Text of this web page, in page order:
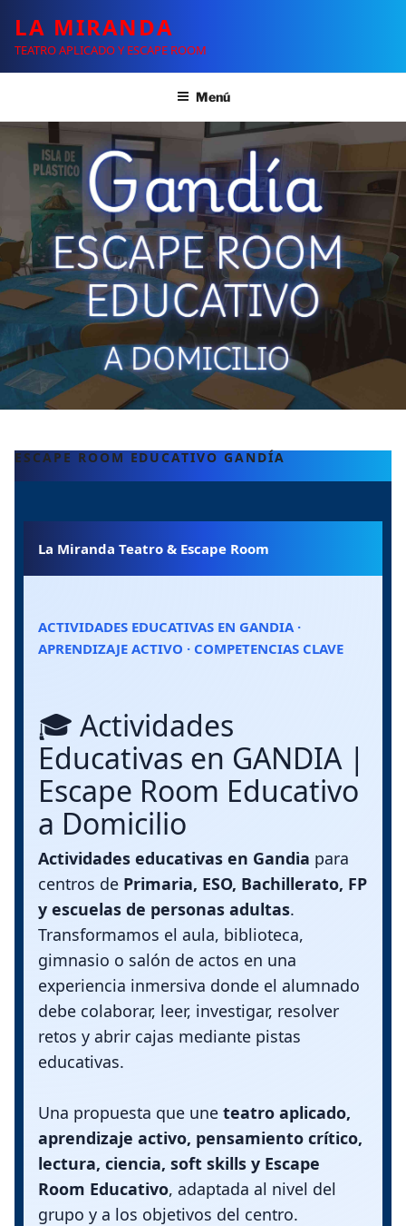
LA MIRANDA
TEATRO APLICADO Y ESCAPE ROOM
Menú
ESCAPE ROOM EDUCATIVO GANDÍA
La Miranda Teatro & Escape Room
ACTIVIDADES EDUCATIVAS EN GANDIA ·
APRENDIZAJE ACTIVO · COMPETENCIAS CLAVE
🎓 Actividades
Educativas en GANDIA |
Escape Room Educativo
a Domicilio
Actividades educativas en Gandia para
centros de Primaria, ESO, Bachillerato, FP
y escuelas de personas adultas.
Transformamos el aula, biblioteca,
gimnasio o salón de actos en una
experiencia inmersiva donde el alumnado
debe colaborar, leer, investigar, resolver
retos y abrir cajas mediante pistas
educativas.
Una propuesta que une teatro aplicado,
aprendizaje activo, pensamiento crítico,
lectura, ciencia, soft skills y Escape
Room Educativo, adaptada al nivel del
grupo y a los objetivos del centro.